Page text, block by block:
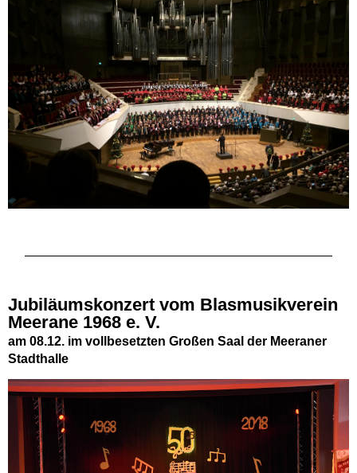
Jubiläumskonzert vom Blasmusikverein
Meerane 1968 e. V.
am 08.12. im vollbesetzten Großen Saal der Meeraner
Stadthalle